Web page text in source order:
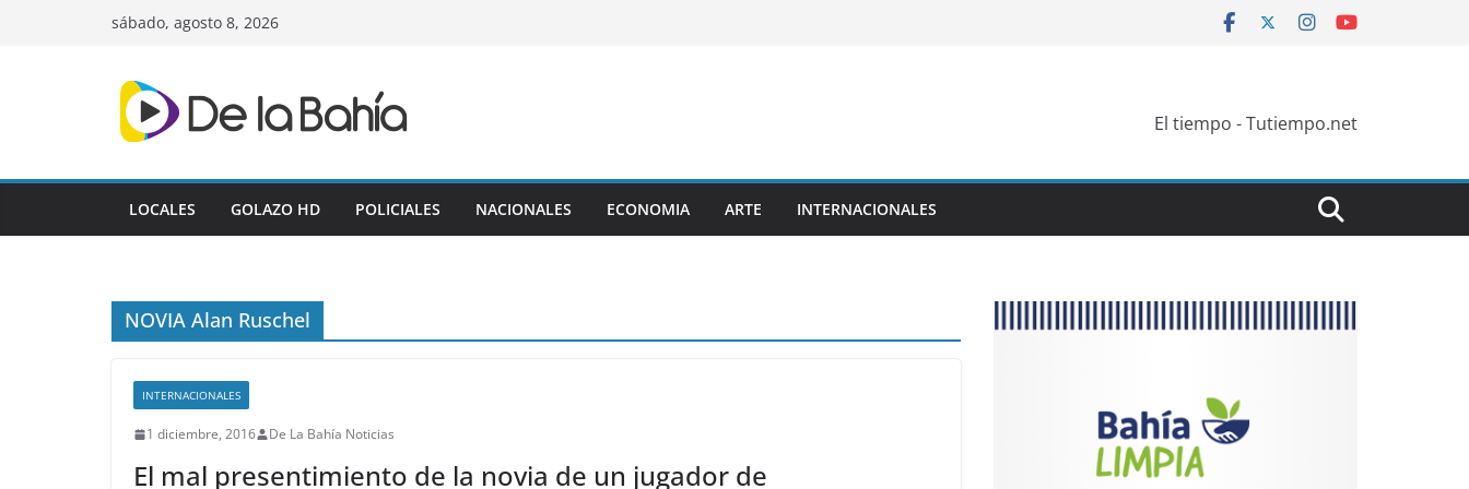
sábado, agosto 8, 2026
El tiempo - Tutiempo.net
LOCALES GOLAZO HD POLICIALES NACIONALES ECONOMIA ARTE INTERNACIONALES
NOVIA Alan Ruschel
INTERNACIONALES
1 diciembre, 2016 De La Bahía Noticias
El mal presentimiento de la novia de un jugador de